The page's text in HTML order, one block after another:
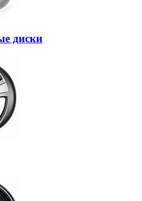
диски